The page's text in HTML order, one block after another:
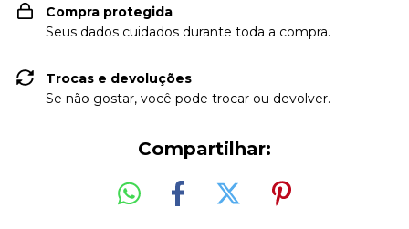
Compra protegida
Seus dados cuidados durante toda a compra.
Trocas e devoluções
Se não gostar, você pode trocar ou devolver.
Compartilhar: